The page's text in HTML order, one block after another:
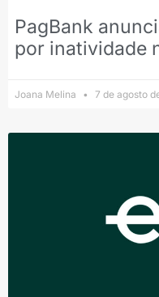
PagBank
por inatividade
Joana Melina 7 de agosto